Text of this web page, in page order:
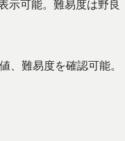
示可能。難易度は野良
難易度を確認可能。